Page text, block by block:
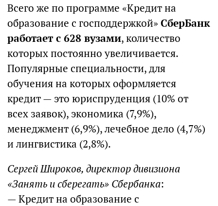
Всего же по программе «Кредит на
образование с господдержкой»СберБанк
работает с 628 вузами, количество
которых постоянно увеличивается.
Популярные специальности, для
обучения на которых оформляется
кредит — это юриспруденция (10% от
всех заявок), экономика (7,9%),
менеджмент (6,9%), лечебное дело (4,7%)
и лингвистика (2,8%).
Сергей Широков, директор дивизиона
«Занять и сберегать» Сбербанка:
— Кредит на образование с